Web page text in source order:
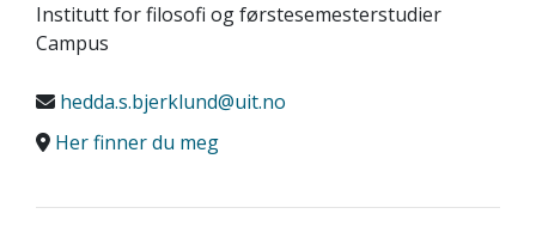
Institutt for filosofi og førstesemesterstudier
Campus
hedda.s.bjerklund@uit.no
Her finner du meg